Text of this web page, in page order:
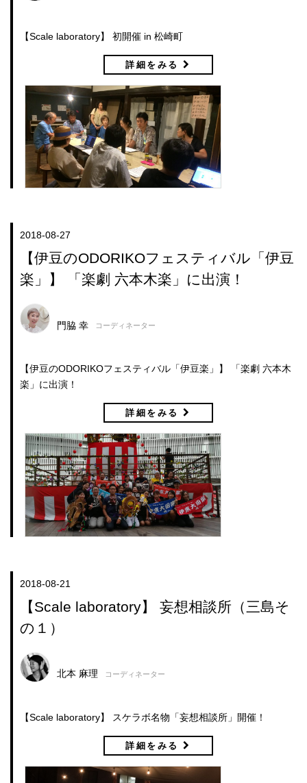
【Scale laboratory】 初開催 in 松崎町
詳細をみる
2018-08-27
【伊豆のODORIKOフェスティバル「伊豆
楽」】 「楽劇 六本木楽」に出演！
門脇 幸 コーディネーター
【伊豆のODORIKOフェスティバル「伊豆楽」】 「楽劇 六本木
楽」に出演！
詳細をみる
2018-08-21
【Scale laboratory】 妄想相談所（三島そ
の１）
北本 麻理 コーディネーター
【Scale laboratory】 スケラボ名物「妄想相談所」開催！
詳細をみる